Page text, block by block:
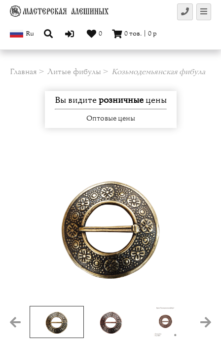
Ru 0 0тов. 0р
Главная Литые фибулы Козьмодемьянская фибула
Вы видитерозничныецены
Оптовые цены